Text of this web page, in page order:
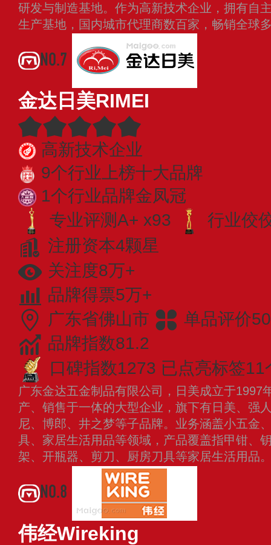
研发与制造基地。作为高新技术企业，拥有自
生产基地，国内城市代理商数百家，畅销全球
NO.7
金达日美RIMEI
高新技术企业
9个行业上榜十大品牌
1个行业品牌金凤冠
专业评测A+ x93
行业佼
注册资本4颗星
关注度8万+
品牌得票5万+
广东省佛山市
单品评价
品牌指数81.2
口碑指数1273 已点亮标签11
广东金达五金制品有限公司，日美成立于1997
产、销售于一体的大型企业，旗下有日美、强
尼、博郎、井之梦等子品牌。业务涵盖小五金
具、家居生活用品等领域，产品覆盖指甲钳、
架、开瓶器、剪刀、厨房刀具等家居生活用品
NO.8
伟经Wireking